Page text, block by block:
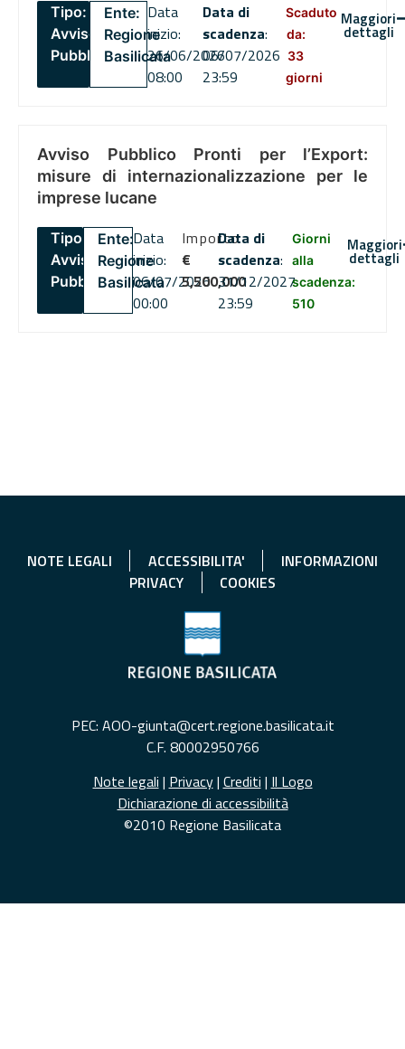
Tipo:
Avviso
Pubblico
Ente:
Regione
Basilicata
Data
inizio:
26/06/2026
08:00
Data di
scadenza:
06/07/2026
23:59
Scaduto
da:
33
giorni
Maggiori
dettagli
Avviso Pubblico Pronti per l’Export:
misure di internazionalizzazione per le
imprese lucane
Tipo:
Avviso
Pubblico
Ente:
Regione
Basilicata
Data
inizio:
06/07/2026
00:00
Importo
€
5,500,000
Data di
scadenza:
31/12/2027
23:59
Giorni
alla
scadenza:
510
Maggiori
dettagli
NOTE LEGALI ACCESSIBILITA'
INFORMAZIONI
PRIVACY
COOKIES
PEC: AOO-giunta@cert.regione.basilicata.it
C.F. 80002950766
Note legali | Privacy| Crediti | Il Logo
Dichiarazione di accessibilità
©2010 Regione Basilicata